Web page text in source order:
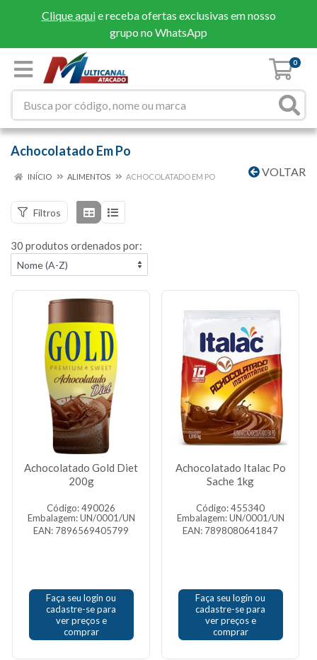
Clique aquie receba ofertas exclusivas em nosso
grupo no WhatsApp
0
Achocolatado Em Po
VOLTAR
INÍCIO ALIMENTOS ACHOCOLATADO EM PO
Filtros
30 produtos ordenados por:
Achocolatado Gold Diet
200g
Código: 490026
Embalagem: UN/0001/UN
EAN: 7896569405799
Faça seu login ou
cadastre-se para
ver preços e
comprar
Achocolatado Italac Po
Sache 1kg
Código: 455340
Embalagem: UN/0001/UN
EAN: 7898080641847
Faça seu login ou
cadastre-se para
ver preços e
comprar